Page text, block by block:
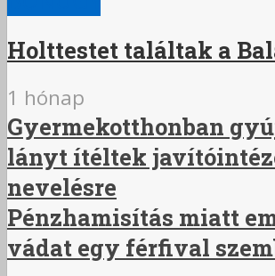
Holttestet találtak a
1 hónap
Gyermekotthonban
lányt ítéltek
nevelésre
Pénzhamisítás miatt
vádat egy férfival